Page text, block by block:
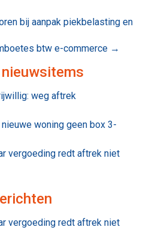
bij aanpak piekbelasting en
btw e-commerce →
weg aftrek
woning geen box 3-
vergoeding redt aftrek niet
vergoeding redt aftrek niet